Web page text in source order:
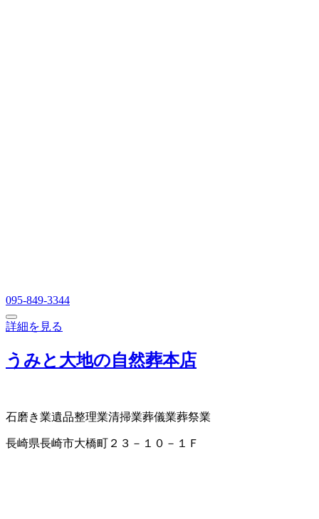
095-849-3344
詳細を見る
うみと大地の自然葬本店
石磨き業遺品整理業清掃業葬儀業葬祭業
長崎県長崎市大橋町２３－１０－１Ｆ